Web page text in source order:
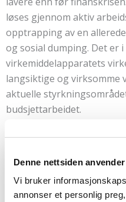
Denne nettsiden
Vi bruker
annonser et personlig
løses gjennom aktiv
opptrapping av en
og sosial dumping. Det er
virkemiddelapparatets
langsiktige og virksomme
aktuelle
budsjettarbeidet.
LO vil motarbeide ny